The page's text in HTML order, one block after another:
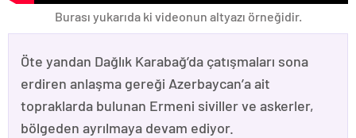
Burası yukarıda ki videonun altyazı örneğidir.
Öte yandan Dağlık Karabağ’da çatışmaları sona
erdiren anlaşma gereği Azerbaycan’a ait
topraklarda bulunan Ermeni siviller ve askerler,
bölgeden ayrılmaya devam ediyor.